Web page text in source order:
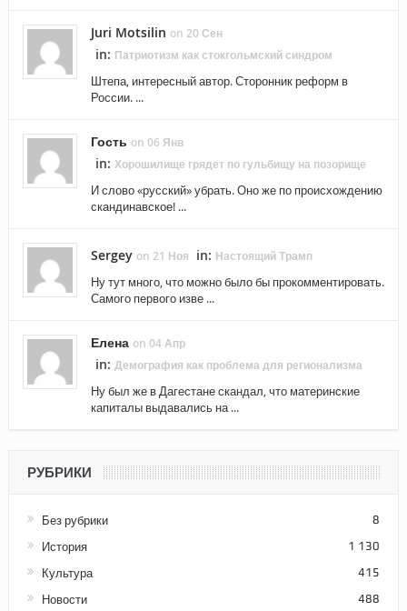
Juri Motsilin on 20 Сен
in: Патриотизм как стокгольмский синдром
Штепа, интересный автор. Сторонник реформ в
России. ...
Гость on 06 Янв
in: Хорошилище грядет по гульбищу на позорище
И слово «русский» убрать. Оно же по происхождению
скандинавское! ...
Sergey on 21 Ноя in: Настоящий Трамп
Ну тут много, что можно было бы прокомментировать.
Самого первого изве ...
Елена on 04 Апр
in: Демография как проблема для регионализма
Ну был же в Дагестане скандал, что материнские
капиталы выдавались на ...
РУБРИКИ
Без рубрики 8
История 1 130
Культура 415
Новости 488